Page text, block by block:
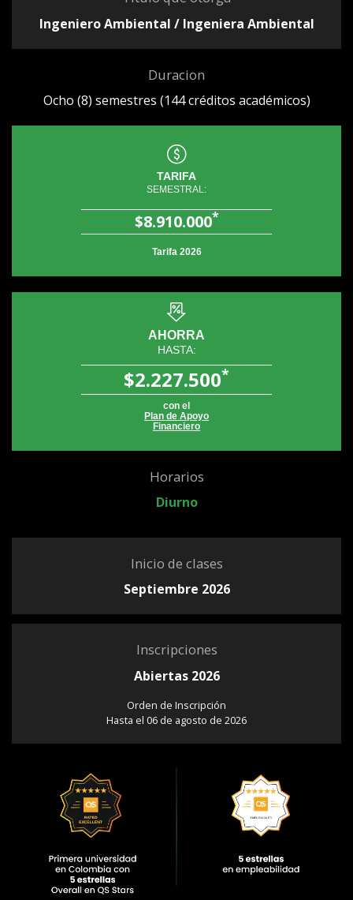
Ingeniero Ambiental / Ingeniera Ambiental
Duracion
Ocho (8) semestres (144 créditos académicos)
TARIFA
SEMESTRAL:
$8.910.000*
Tarifa 2026
AHORRA
HASTA:
$2.227.500*
con el
Plan de Apoyo
Financiero
Horarios
Diurno
Inicio de clases
Septiembre 2026
Inscripciones
Abiertas 2026
Orden de Inscripción
Hasta el 06 de agosto de 2026